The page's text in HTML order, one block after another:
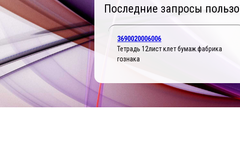
Последние запросы
3690020006006
Тетрадь 12лист клет бумаж.фабрика
гознака